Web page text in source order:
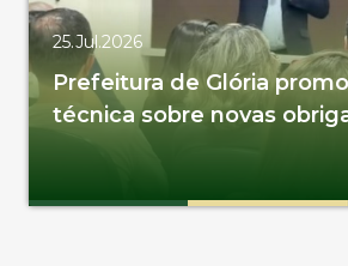
25.Jul.2026
Prefeitura de Glória
técnica sobre novas